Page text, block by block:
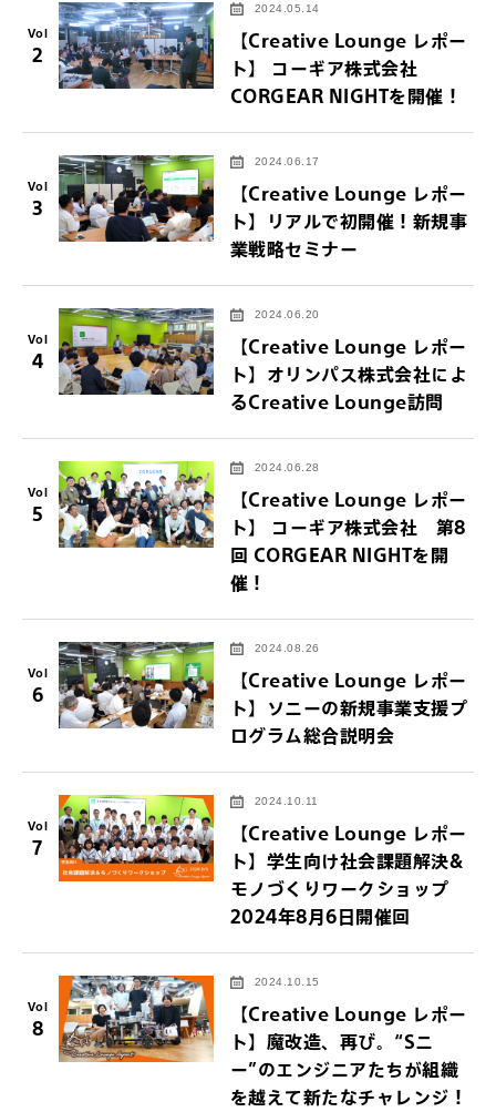
Vol
2
2024.05.14
【Creative Lounge レポー
ト】 コーギア株式会社
CORGEAR NIGHTを開催！
Vol
3
2024.06.17
【Creative Lounge レポー
ト】リアルで初開催！新規事
業戦略セミナー
Vol
4
2024.06.20
【Creative Lounge レポー
ト】オリンパス株式会社によ
るCreative Lounge訪問
Vol
5
2024.06.28
【Creative Lounge レポー
ト】 コーギア株式会社 第8
回 CORGEAR NIGHTを開
催！
Vol
6
2024.08.26
【Creative Lounge レポー
ト】ソニーの新規事業支援プ
ログラム総合説明会
Vol
7
2024.10.11
【Creative Lounge レポー
ト】学生向け社会課題解決&
モノづくりワークショップ
2024年8月6日開催回
Vol
8
2024.10.15
【Creative Lounge レポー
ト】魔改造、再び。“Sニ
ー”のエンジニアたちが組織
を越えて新たなチャレンジ！